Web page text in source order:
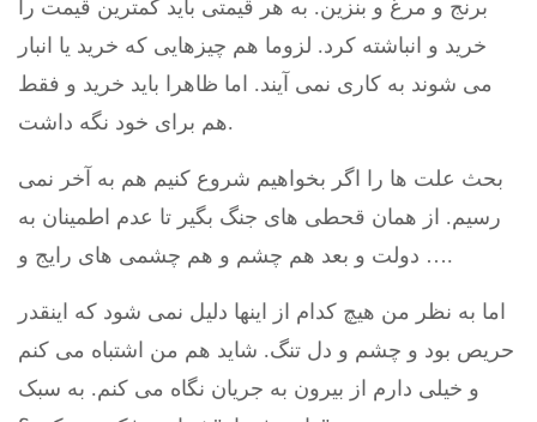
برنج و مرغ و بنزین. به هر قیمتی باید کمترین قیمت را
خرید و انباشته کرد. لزوما هم چیزهایی که خرید یا انبار
می شوند به کاری نمی آیند. اما ظاهرا باید خرید و فقط
هم برای خود نگه داشت.
بحث علت ها را اگر بخواهیم شروع کنیم هم به آخر نمی
رسیم. از همان قحطی های جنگ بگیر تا عدم اطمینان به
دولت و بعد هم چشم و هم چشمی های رایج و ….
اما به نظر من هیچ کدام از اینها دلیل نمی شود که اینقدر
حریص بود و چشم و دل تنگ. شاید هم من اشتباه می کنم
و خیلی دارم از بیرون به جریان نگاه می کنم. به سبک